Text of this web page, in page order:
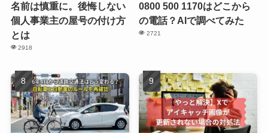
名前は慎重に。後悔しない
個人事業主の屋号の付け方
とは
2918
0800 500 1170はどこから
の電話？AIで調べてみた
2721